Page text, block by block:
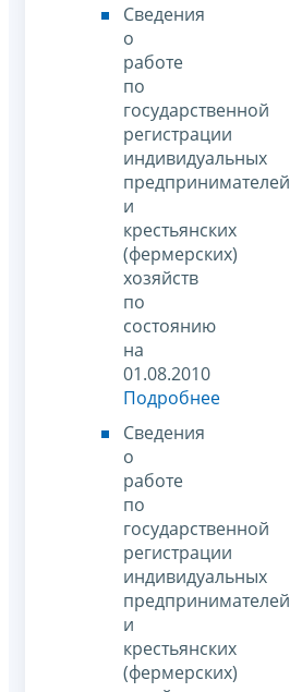
Сведения
о
работе
по
государственной
регистрации
индивидуальных
предпринимателей
и
крестьянских
(фермерских)
хозяйств
по
состоянию
на
01.08.2010
Подробнее
Сведения
о
работе
по
государственной
регистрации
индивидуальных
предпринимателей
и
крестьянских
(фермерских)